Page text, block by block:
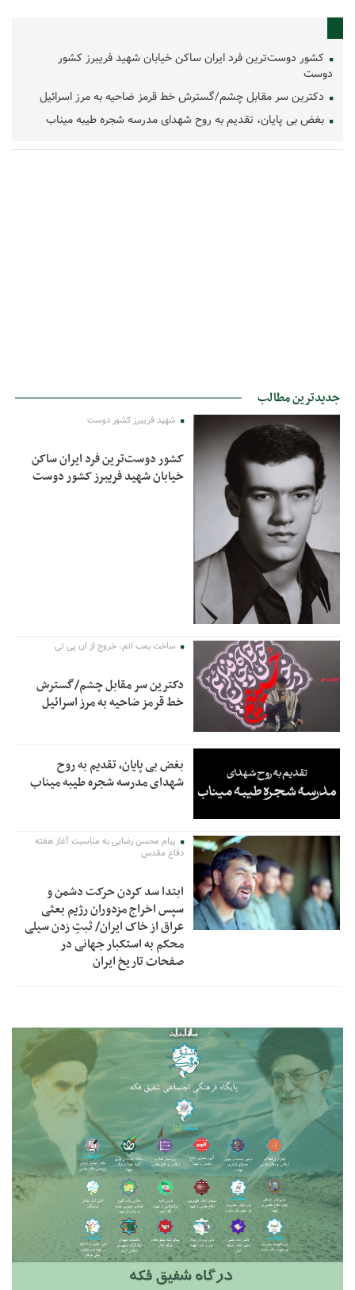
کشور دوست‌ترین فرد ایران ساکن خیابان شهید فریبرز کشور
دوست
دکترین سر مقابل چشم/گسترش خط قرمز ضاحیه به مرز اسرائیل
بغض بی پایان، تقدیم به روح شهدای مدرسه شجره طیبه میناب
جدیدترین مطالب
شهید فریبرز کشور دوست
کشور دوست‌ترین فرد ایران ساکن
خیابان شهید فریبرز کشور دوست
ساخت بمب اتم، خروج از ان پی تی
دکترین سر مقابل چشم/گسترش
خط قرمز ضاحیه به مرز اسرائیل
بغض بی پایان، تقدیم به روح
شهدای مدرسه شجره طیبه میناب
پیام محسن رضایی به مناسبت آغاز هفته
دفاع مقدس
ابتدا سد کردن حرکت دشمن و
سپس اخراج مزدوران رژیم بعثی
عراق از خاک ایران/ ثبتِ زدن سیلی
محکم به استکبار جهانی در
صفحات تاریخ ایران